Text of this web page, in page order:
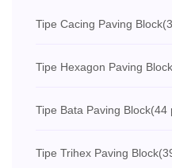
Tipe Cacing Paving Block
Tipe Hexagon Paving Block
Tipe Bata Paving Block(44
Tipe Trihex Paving Block